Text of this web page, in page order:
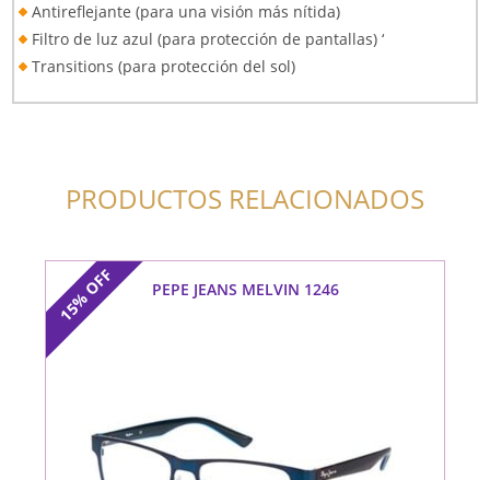
Antireflejante (para una visión más nítida)
Filtro de luz azul (para protección de pantallas) ‘
Transitions (para protección del sol)
PRODUCTOS RELACIONADOS
15%
OFF PEPE JEANS MELVIN 1246